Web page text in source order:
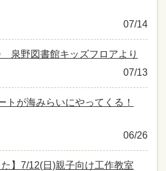
07/14
泉野図書館キッズフロアより
07/13
が海みらいにやってくる！
06/26
た】7/12(日)親子向け工作教室